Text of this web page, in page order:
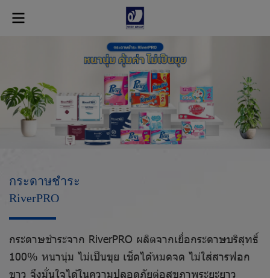
กระดาษชำระ
RiverPRO
กระดาษชำระจาก RiverPRO ผลิตจากเยื่อกระดาษบริสุทธิ์
100% หนานุ่ม ไม่เป็นขุย เช็ดได้หมดจด ไม่ใส่สารฟอก
ขาว จึงมั่นใจได้ในความปลอดภัยต่อสุขภาพระยะยาว